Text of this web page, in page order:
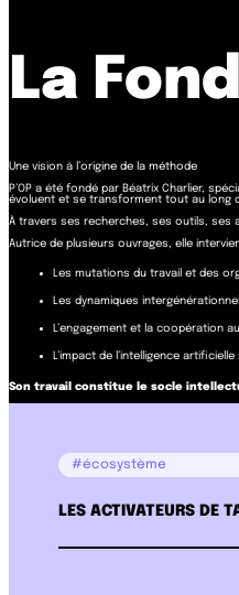
La
Une vision à l’origine de la méthode
P’OP a été fondé par Béatrix Charlier,
évoluent et se transforment tout au long
À travers ses recherches, ses outils, ses
Autrice de plusieurs ouvrages, elle
Les mutations du travail et des
Les dynamiques
L’engagement et la coopération
L’impact de l’intelligence
Son travail constitue le socle
#écosystème
LES ACTIVATEURS DE